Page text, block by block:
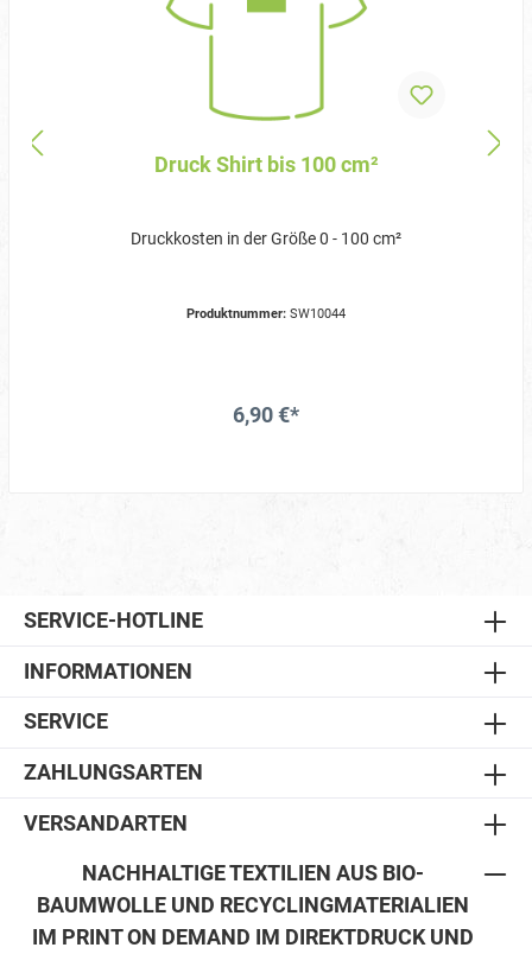
Druck Shirt bis 100 cm²
Druckkosten in der Größe 0 - 100 cm²
Produktnummer: SW10044
6,90 €*
SERVICE-HOTLINE
INFORMATIONEN
SERVICE
ZAHLUNGSARTEN
VERSANDARTEN
NACHHALTIGE TEXTILIEN AUS BIO-
BAUMWOLLE UND RECYCLINGMATERIALIEN
IM PRINT ON DEMAND IM DIREKTDRUCK UND